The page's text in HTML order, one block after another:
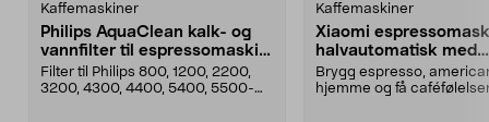
Kaffemaskiner
Philips AquaClean kalk- og
vannfilter til espressomaskin,
2-pakning, CA6903/01
Filter til Philips 800, 1200, 2200,
3200, 4300, 4400, 5400, 5500-
Kaffemaskiner
Xiaomi
halvautomatisk med
melkeskummer
Brygg espresso,
hjemme og få